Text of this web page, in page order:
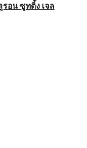
รอน ซูทติ้ง เจล